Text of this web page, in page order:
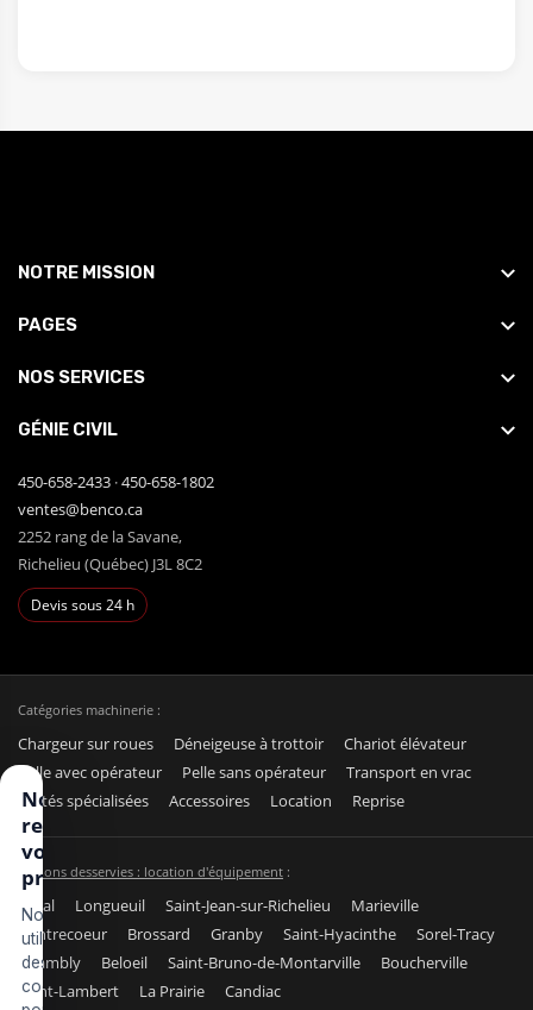
NOTRE MISSION
PAGES
NOS SERVICES
GÉNIE CIVIL
450-658-2433 ·450-658-1802
ventes@benco.ca
2252 rang de la Savane,
Richelieu (Québec) J3L 8C2
Devis sous 24 h
Catégories machinerie :
Chargeur sur roues Déneigeuse à trottoir
Chariot élévateur
Pelle avec opérateur
Pelle sans opérateur
Transport en vrac
Unités spécialisées
Accessoires Location Reprise
Régions desservies : location d'équipement :
Laval Longueuil Saint-Jean-sur-Richelieu
Marieville
Contrecoeur
Brossard Granby Saint-Hyacinthe
Sorel-Tracy
Chambly
Beloeil Saint-Bruno-de-Montarville
Boucherville
Saint-Lambert
La Prairie
Candiac
Nous
respectons
votre vie
privée
Nous
utilisons
des
cookies